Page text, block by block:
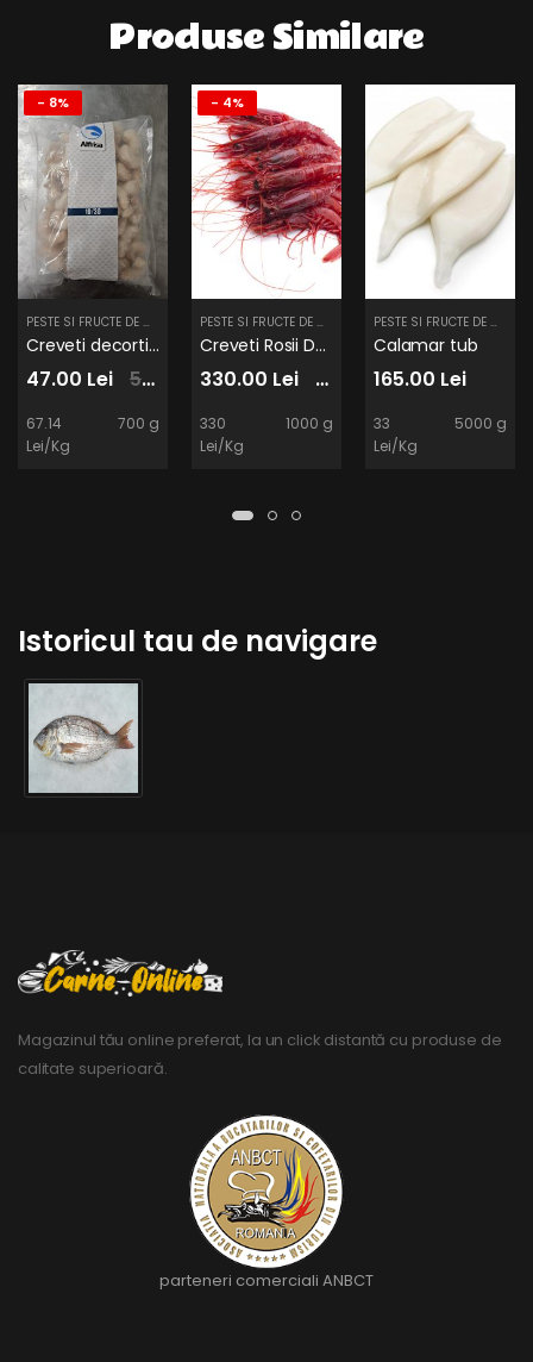
Produse Similare
- 8%
PESTE SI FRUCTE DE MARE
Creveti decorticati 10/30
47.00 Lei 51.00 Lei
67.14
Lei/Kg
700 g
- 4%
PESTE SI FRUCTE DE MARE
Creveti Rosii De Sicilia N2
330.00 Lei 345.00 Lei
330
Lei/Kg
1000 g
PESTE SI FRUCTE DE MARE
Calamar tub
165.00 Lei
33
Lei/Kg
5000 g
Istoricul tau de navigare
Magazinul tău online preferat, la un click distantă cu produse de
calitate superioară.
parteneri comerciali ANBCT